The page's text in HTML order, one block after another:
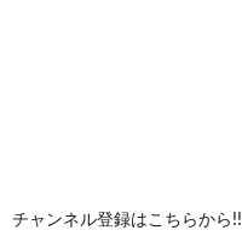
チャンネル登録はこちらから!!